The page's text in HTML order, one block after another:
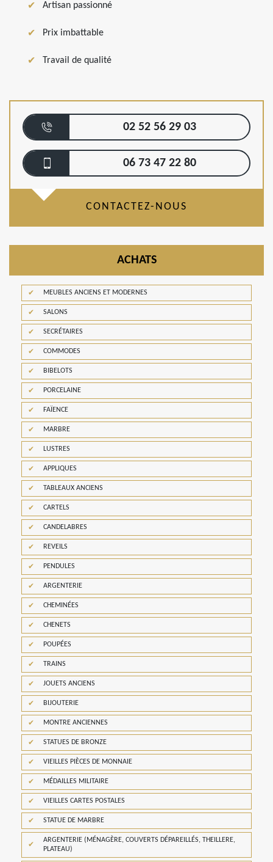
Artisan passionné
Prix imbattable
Travail de qualité
02 52 56 29 03
06 73 47 22 80
CONTACTEZ-NOUS
ACHATS
MEUBLES ANCIENS ET MODERNES
SALONS
SECRÉTAIRES
COMMODES
BIBELOTS
PORCELAINE
FAÏENCE
MARBRE
LUSTRES
APPLIQUES
TABLEAUX ANCIENS
CARTELS
CANDELABRES
REVEILS
PENDULES
ARGENTERIE
CHEMINÉES
CHENETS
POUPÉES
TRAINS
JOUETS ANCIENS
BIJOUTERIE
MONTRE ANCIENNES
STATUES DE BRONZE
VIEILLES PIÈCES DE MONNAIE
MÉDAILLES MILITAIRE
VIEILLES CARTES POSTALES
STATUE DE MARBRE
ARGENTERIE (MÉNAGÈRE, COUVERTS DÉPAREILLÉS, THEILLERE,
PLATEAU)